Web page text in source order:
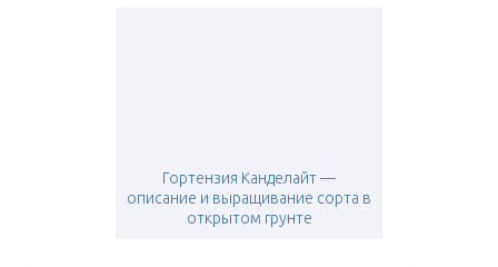
Гортензия Канделайт —
описание и выращивание сорта в
открытом грунте